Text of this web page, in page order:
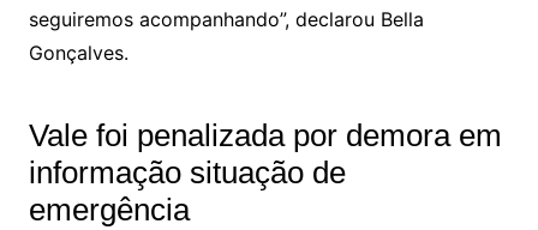
seguiremos acompanhando”, declarou Bella
Gonçalves.
Vale foi penalizada por demora em
informação situação de
emergência